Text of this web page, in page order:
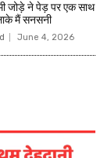
जोड़े ने पेड़ पर एक साथ
मैं सनसनी
June 4, 2026